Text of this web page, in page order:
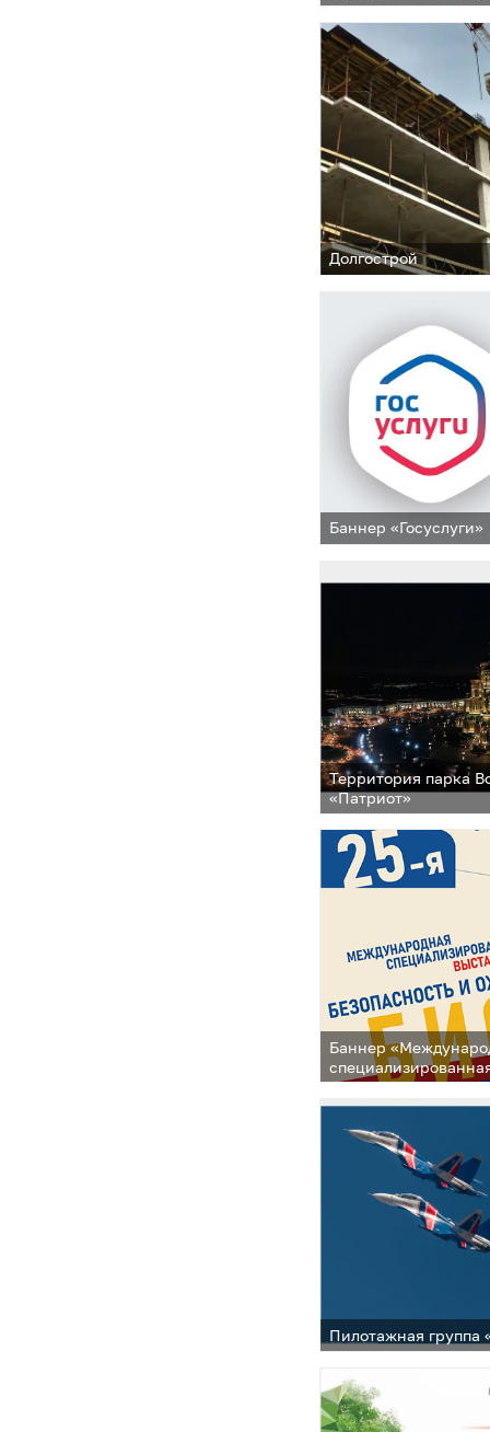
Долгострой
Баннер «Госуслуги»
Территория парка
«Патриот»
Баннер
Пилотажная группа